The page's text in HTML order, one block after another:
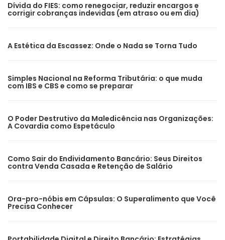
Dívida do FIES: como renegociar, reduzir encargos e
corrigir cobranças indevidas (em atraso ou em dia)
A Estética da Escassez: Onde o Nada se Torna Tudo
Simples Nacional na Reforma Tributária: o que muda
com IBS e CBS e como se preparar
O Poder Destrutivo da Maledicência nas Organizações:
A Covardia como Espetáculo
Como Sair do Endividamento Bancário: Seus Direitos
contra Venda Casada e Retenção de Salário
Ora-pro-nóbis em Cápsulas: O Superalimento que Você
Precisa Conhecer